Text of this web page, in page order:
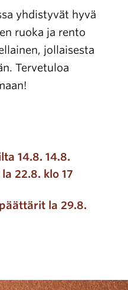
yhdistyvät hyvä
ruoka ja rento
jollaisesta
Tervetuloa
14.8. 14.8.
22.8. klo 17
la 29.8.